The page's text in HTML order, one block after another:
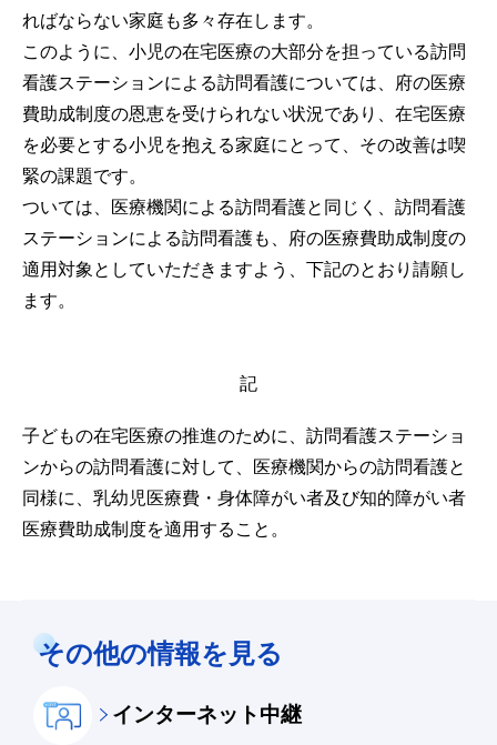
ればならない家庭も多々存在します。
このように、小児の在宅医療の大部分を担っている訪問
看護ステーションによる訪問看護については、府の医療
費助成制度の恩恵を受けられない状況であり、在宅医療
を必要とする小児を抱える家庭にとって、その改善は喫
緊の課題です。
ついては、医療機関による訪問看護と同じく、訪問看護
ステーションによる訪問看護も、府の医療費助成制度の
適用対象としていただきますよう、下記のとおり請願し
ます。
記
子どもの在宅医療の推進のために、訪問看護ステーショ
ンからの訪問看護に対して、医療機関からの訪問看護と
同様に、乳幼児医療費・身体障がい者及び知的障がい者
医療費助成制度を適用すること。
その他の情報を見る
インターネット中継